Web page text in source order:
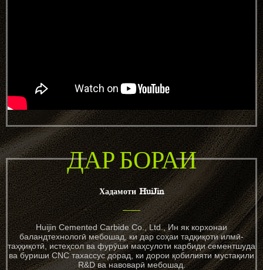
ДАР БОРАИ
Хадамоти HuiJin
Huijin Cemented Carbide Co., Ltd., Ин як корхонаи
баландтехнологӣ мебошад, ки дар соҳаи тадқиқоти илмӣ-
таҳқиқотӣ, истеҳсол ва фурӯши маҳсулоти карбиди сементшуда
ва буриши CNC тахассус дорад, ки дорои қобилияти мустақили
R&D ва навоварӣ мебошад.